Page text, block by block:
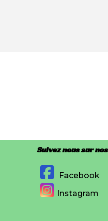
Suivez nous sur
Facebook
Instagram